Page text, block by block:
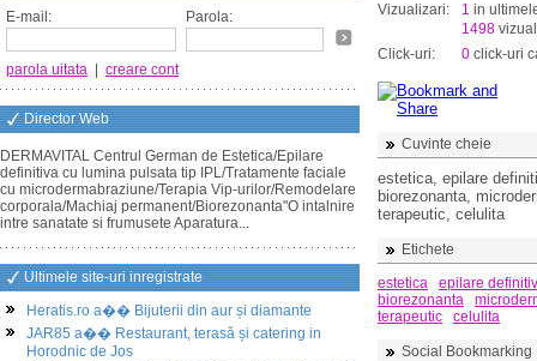
E-mail:
Parola:
parola uitata creare cont
Director Web
DERMAVITAL Centrul German de Estetica/Epilare
definitiva cu lumina pulsata tip IPL/Tratamente faciale
cu microdermabraziune/Terapia Vip-urilor/Remodelare
corporala/Machiaj permanent/Biorezonanta"O intalnire
intre sanatate si frumusete Aparatura...
Ultimele site-uri inregistrate
Heratis.ro a�� Bijuterii din aur și diamante
JAR85 a�� Restaurant, terasă și catering in
Horodnic de Jos
Vizualizari:
1 in
1498
Click-uri:
0 click-uri
Cuvinte cheie
estetica, epilare
biorezonanta,
terapeutic, celulita
Etichete
estetica
epilare
biorezonanta
terapeutic
celulita
Social Bookmarking